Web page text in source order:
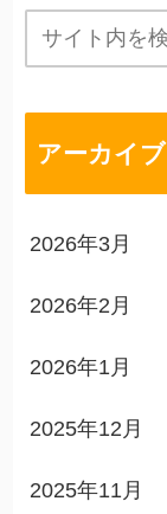
アーカイブ
2026年3月
2026年2月
2026年1月
2025年12月
2025年11月